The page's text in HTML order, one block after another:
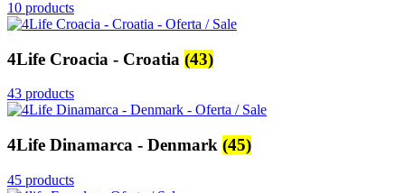
10 products
4Life Croacia - Croatia (43)
43 products
4Life Dinamarca - Denmark (45)
45 products